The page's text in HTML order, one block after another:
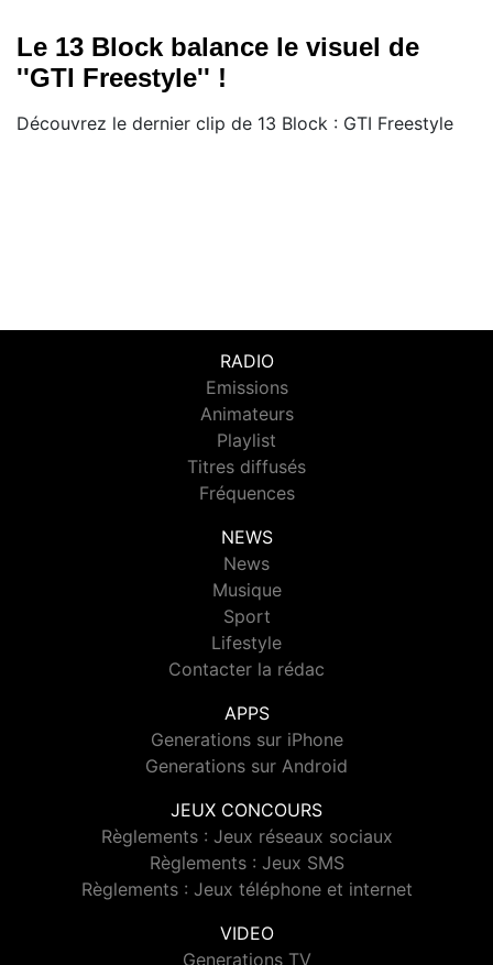
Le 13 Block balance le visuel de
''GTI Freestyle'' !
Découvrez le dernier clip de 13 Block : GTI Freestyle
RADIO
Emissions
Animateurs
Playlist
Titres diffusés
Fréquences
NEWS
News
Musique
Sport
Lifestyle
Contacter la rédac
APPS
Generations sur iPhone
Generations sur Android
JEUX CONCOURS
Règlements : Jeux réseaux sociaux
Règlements : Jeux SMS
Règlements : Jeux téléphone et internet
VIDEO
Generations TV